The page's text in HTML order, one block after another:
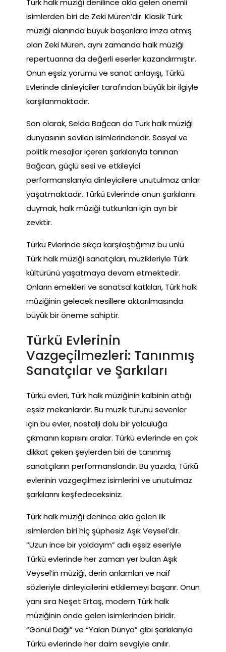
isimlerden biri de Zeki Müren’dir. Klasik Türk
müziği alanında büyük başarılara imza atmış
olan Zeki Müren, aynı zamanda halk müziği
repertuarına da değerli eserler kazandırmıştır.
Onun eşsiz yorumu ve sanat anlayışı, Türkü
Evlerinde dinleyiciler tarafından büyük bir ilgiyle
karşılanmaktadır.
Son olarak, Selda Bağcan da Türk halk müziği
dünyasının sevilen isimlerindendir. Sosyal ve
politik mesajlar içeren şarkılarıyla tanınan
Bağcan, güçlü sesi ve etkileyici
performanslarıyla dinleyicilere unutulmaz anlar
yaşatmaktadır. Türkü Evlerinde onun şarkılarını
duymak, halk müziği tutkunları için ayrı bir
zevktir.
Türkü Evlerinde sıkça karşılaştığımız bu ünlü
Türk halk müziği sanatçıları, müzikleriyle Türk
kültürünü yaşatmaya devam etmektedir.
Onların emekleri ve sanatsal katkıları, Türk halk
müziğinin gelecek nesillere aktarılmasında
büyük bir öneme sahiptir.
Türkü Evlerinin
Vazgeçilmezleri: Tanınmış
Sanatçılar ve Şarkıları
Türkü evleri, Türk halk müziğinin kalbinin attığı
eşsiz mekanlardır. Bu müzik türünü sevenler
için bu evler, nostalji dolu bir yolculuğa
çıkmanın kapısını aralar. Türkü evlerinde en çok
dikkat çeken şeylerden biri de tanınmış
sanatçıların performanslarıdır. Bu yazıda, Türkü
evlerinin vazgeçilmez isimlerini ve unutulmaz
şarkılarını keşfedeceksiniz.
Türk halk müziği denince akla gelen ilk
isimlerden biri hiç şüphesiz Aşık Veysel’dir.
“Uzun ince bir yoldayım” adlı eşsiz eseriyle
Türkü evlerinde her zaman yer bulan Aşık
Veysel’in müziği, derin anlamları ve naif
sözleriyle dinleyicilerini etkilemeyi başarır. Onun
yanı sıra Neşet Ertaş, modern Türk halk
müziğinin önde gelen isimlerinden biridir.
“Gönül Dağı” ve “Yalan Dünya” gibi şarkılarıyla
Türkü evlerinde her daim sevgiyle anılır.